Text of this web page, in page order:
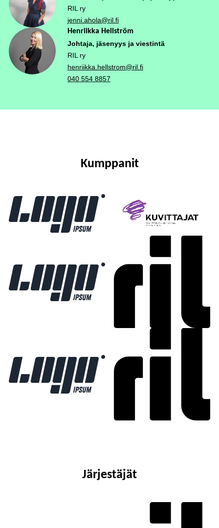
RIL ry
jenni.ahola@ril.fi
Henriikka Hellström
Johtaja, jäsenyys ja viestintä
RIL ry
henriikka.hellstrom@ril.fi
040 554 8857
Kumppanit
Järjestäjät